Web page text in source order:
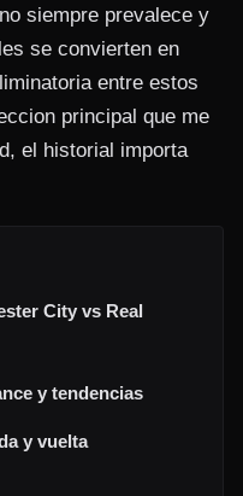
siempre prevalece y
se convierten en
entre estos
principal que me
el historial importa
City vs Real
y tendencias
y vuelta